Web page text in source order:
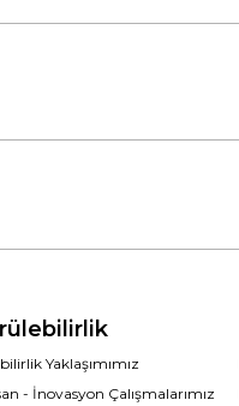
Yaklaşımımız
- İnovasyon Çalışmalarımız